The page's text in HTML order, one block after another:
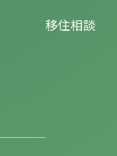
移住相談